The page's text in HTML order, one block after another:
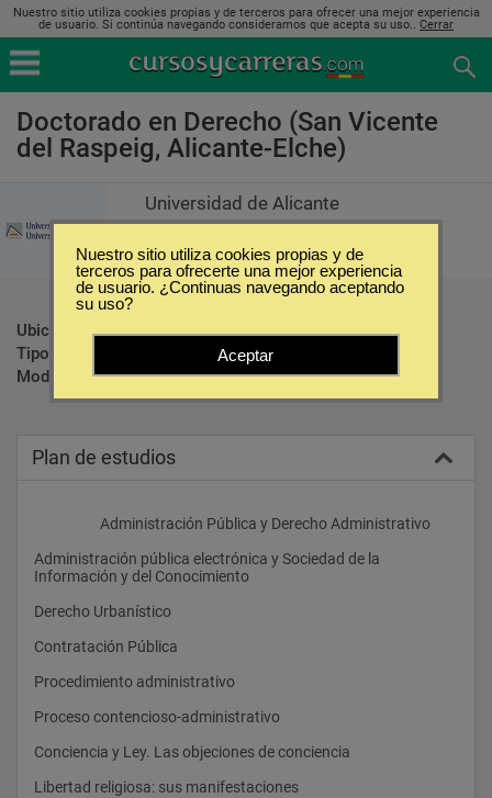
Nuestro sitio utiliza cookies propias y de terceros para ofrecer una mejor experiencia
de usuario. Si continúa navegando consideramos que acepta su uso.. Cerrar
Doctorado en Derecho (San Vicente
del Raspeig, Alicante-Elche)
Universidad de Alicante
Ubicación:
San Vicente del Raspeig - Alicante-Elche
Tipo:
Doctorados
Modalidad:
Presencial
Plan de estudios
                    Administración Pública y Derecho Administrativo
Administración pública electrónica y Sociedad de la
Información y del Conocimiento
Derecho Urbanístico
Contratación Pública
Procedimiento administrativo
Proceso contencioso-administrativo
Conciencia y Ley. Las objeciones de conciencia
Libertad religiosa: sus manifestaciones
Nuestro sitio utiliza cookies propias y de
terceros para ofrecerte una mejor experiencia
de usuario. ¿Continuas navegando aceptando
su uso?
Aceptar